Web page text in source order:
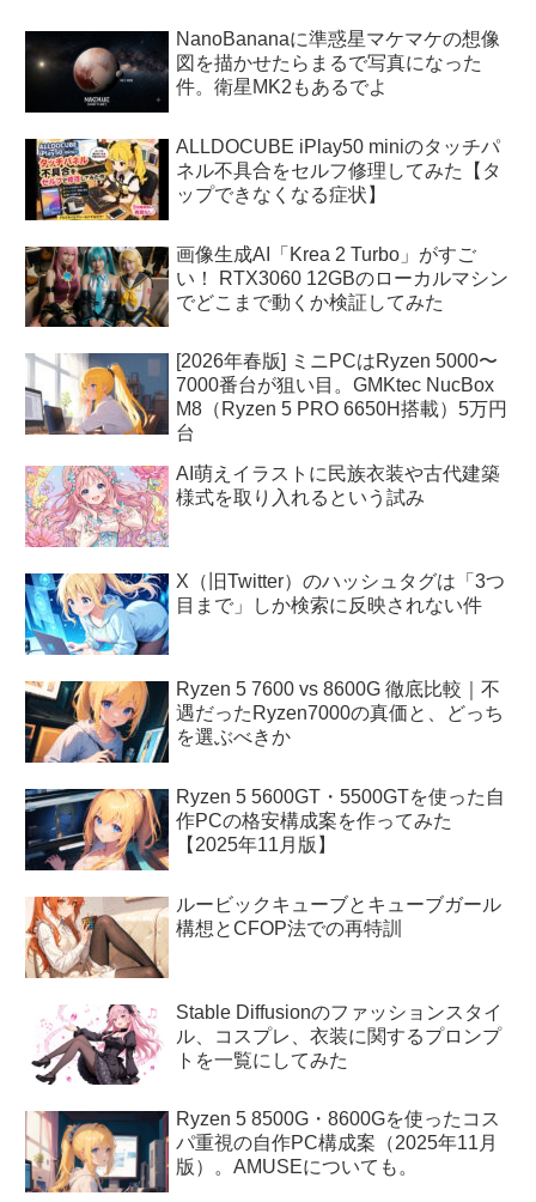
NanoBananaに準惑星マケマケの想像
図を描かせたらまるで写真になった
件。衛星MK2もあるでよ
ALLDOCUBE iPlay50 miniのタッチパ
ネル不具合をセルフ修理してみた【タ
ップできなくなる症状】
画像生成AI「Krea 2 Turbo」がすご
い！ RTX3060 12GBのローカルマシン
でどこまで動くか検証してみた
[2026年春版] ミニPCはRyzen 5000〜
7000番台が狙い目。GMKtec NucBox
M8（Ryzen 5 PRO 6650H搭載）5万円
台
AI萌えイラストに民族衣装や古代建築
様式を取り入れるという試み
X（旧Twitter）のハッシュタグは「3つ
目まで」しか検索に反映されない件
Ryzen 5 7600 vs 8600G 徹底比較｜不
遇だったRyzen7000の真価と、どっち
を選ぶべきか
Ryzen 5 5600GT・5500GTを使った自
作PCの格安構成案を作ってみた
【2025年11月版】
ルービックキューブとキューブガール
構想とCFOP法での再特訓
Stable Diffusionのファッションスタイ
ル、コスプレ、衣装に関するプロンプ
トを一覧にしてみた
Ryzen 5 8500G・8600Gを使ったコス
パ重視の自作PC構成案（2025年11月
版）。AMUSEについても。